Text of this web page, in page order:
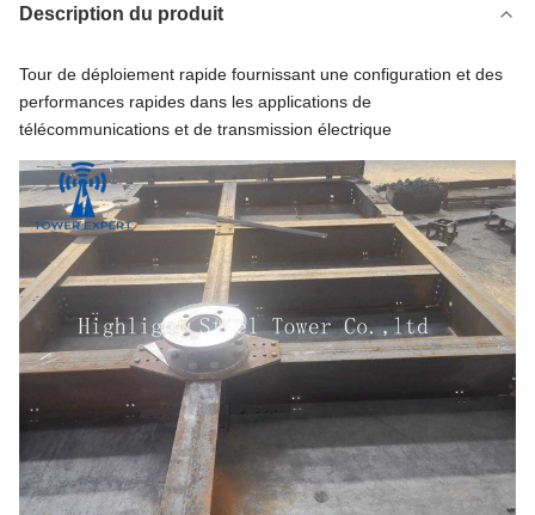
Description du produit
Tour de déploiement rapide fournissant une configuration et des
performances rapides dans les applications de
télécommunications et de transmission électrique